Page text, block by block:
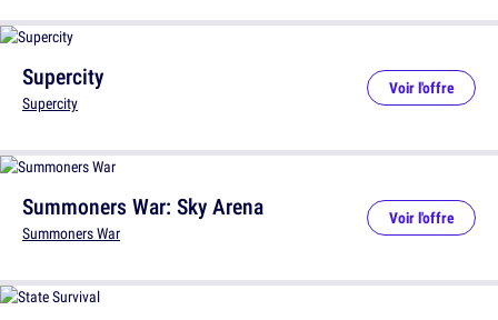
Summoners War: Sky Arena
Summoners War
Voir l'offre
Supercity
Supercity
Voir l'offre